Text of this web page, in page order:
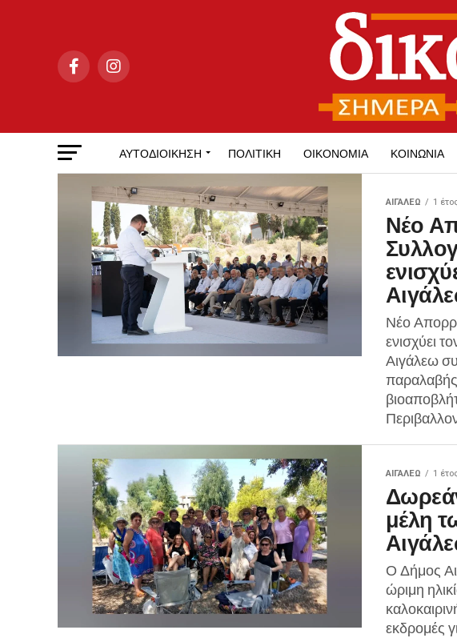
ΑΥΤΟΔΙΟΊΚΗΣΗ ΠΟΛΙΤΙΚΉ ΟΙΚΟΝΟΜΊΑ ΚΟΙΝΩΝΊΑ
ΑΙΓΑΛΕΩ 1
Νέο
Νέο
ενισχύει
Αιγάλεω
ΑΙΓΑΛΕΩ 1
μέλη
Ο Δήμος
ώριμη
εκδρομές